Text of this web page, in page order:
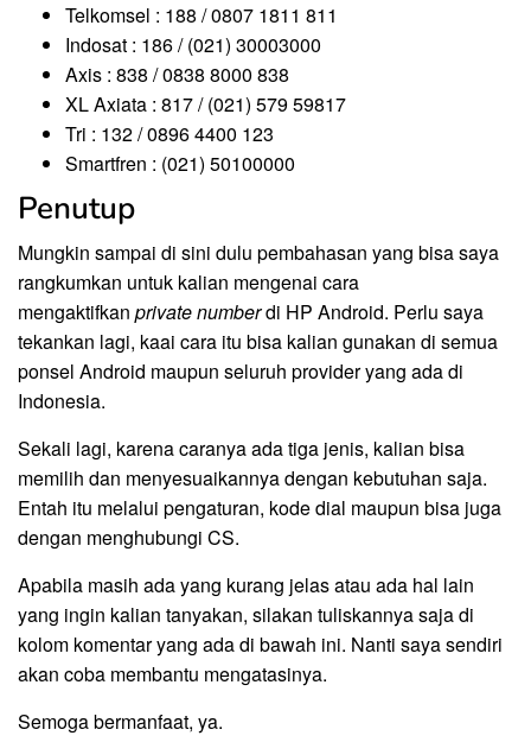
Telkomsel : 188 / 0807 1811 811
Indosat : 186 / (021) 30003000
Axis : 838 / 0838 8000 838
XL Axiata : 817 / (021) 579 59817
Tri : 132 / 0896 4400 123
Smartfren : (021) 50100000
Penutup
Mungkin sampai di sini dulu pembahasan yang bisa saya
rangkumkan untuk kalian mengenai cara
mengaktifkan private numberdi HP Android. Perlu saya
tekankan lagi, kaai cara itu bisa kalian gunakan di semua
ponsel Android maupun seluruh provider yang ada di
Indonesia.
Sekali lagi, karena caranya ada tiga jenis, kalian bisa
memilih dan menyesuaikannya dengan kebutuhan saja.
Entah itu melalui pengaturan, kode dial maupun bisa juga
dengan menghubungi CS.
Apabila masih ada yang kurang jelas atau ada hal lain
yang ingin kalian tanyakan, silakan tuliskannya saja di
kolom komentar yang ada di bawah ini. Nanti saya sendiri
akan coba membantu mengatasinya.
Semoga bermanfaat, ya.